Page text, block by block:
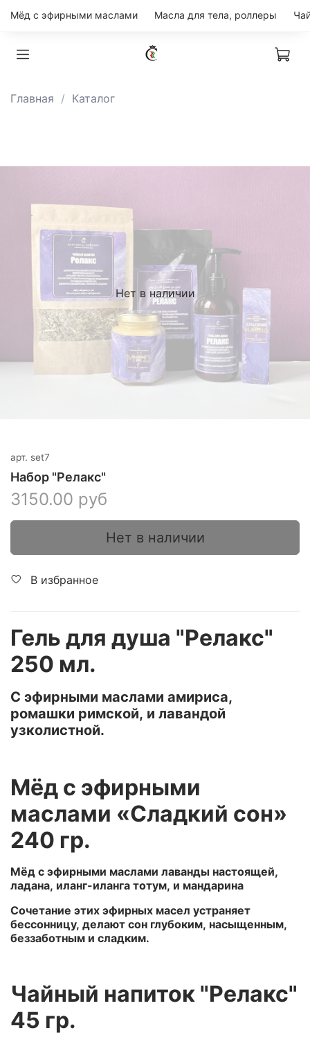
Мёд с эфирными маслами Масла для тела, роллеры
Главная Каталог
Нет в наличии
арт. set7
Набор "Релакс"
3150.00 руб
Нет в наличии
В избранное
Гель для душа "Релакс"
250 мл.
С эфирными маслами амириса,
ромашки римской, и лавандой
узколистной.
Мёд с эфирными
маслами «Сладкий сон»
240 гр.
Мёд с эфирными маслами лаванды настоящей,
ладана, иланг-иланга тотум, и мандарина
Сочетание этих эфирных масел устраняет
бессонницу, делают сон глубоким, насыщенным,
беззаботным и сладким.
Чайный напиток "Релакс"
45 гр.